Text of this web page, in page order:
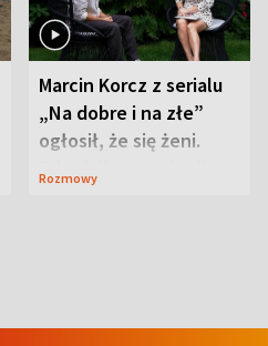
Marcin Korcz z serialu
„Na dobre i na złe”
ogłosił, że się żeni.
Zdradził, co zmienił
Rozmowy